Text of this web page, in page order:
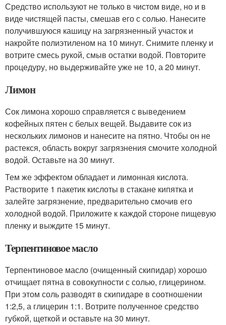
Средство используют не только в чистом виде, но и в
виде чистящей пасты, смешав его с солью. Нанесите
получившуюся кашицу на загрязненный участок и
накройте полиэтиленом на 10 минут. Снимите пленку и
вотрите смесь рукой, смыв остатки водой. Повторите
процедуру, но выдерживайте уже не 10, а 20 минут.
Лимон
Сок лимона хорошо справляется с выведением
кофейных пятен с белых вещей. Выдавите сок из
нескольких лимонов и нанесите на пятно. Чтобы он не
растекся, область вокруг загрязнения смочите холодной
водой. Оставьте на 30 минут.
Тем же эффектом обладает и лимонная кислота.
Растворите 1 пакетик кислоты в стакане кипятка и
залейте загрязнение, предварительно смочив его
холодной водой. Приложите к каждой стороне пищевую
пленку и выждите 15 минут.
Терпентиновое масло
Терпентиновое масло (очищенный скипидар) хорошо
отчищает пятна в совокупности с солью, глицерином.
При этом соль разводят в скипидаре в соотношении
1:2,5, а глицерин 1:1. Вотрите полученное средство
губкой, щеткой и оставьте на 30 минут.